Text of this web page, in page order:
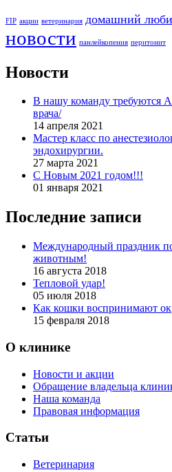
FIP акции ветеринария домашний
новости панлейкопения перитонит
Новости
В нашу команду требуются
врача/
14 апреля 2021
Мастер класс по
эндохирургии.
27 марта 2021
С Новым 2021 годом!!!
01 января 2021
Последние записи
Международный праздник
животным!
16 августа 2018
Тепловой удар!
05 июля 2018
Как кошки воспринимают
15 февраля 2018
О клинике
Новости и акции
Обращение владельца
Наша команда
Правовая информация
Статьи
Ветеринария